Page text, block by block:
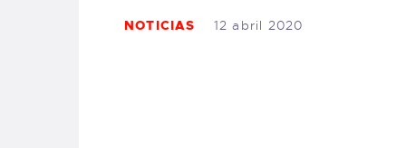
NOTICIAS 12 abril 2020